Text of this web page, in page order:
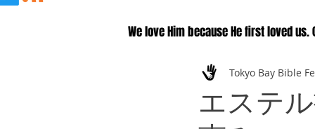
We love Him because He first loved us.
エステ
Tokyo Bay Bible